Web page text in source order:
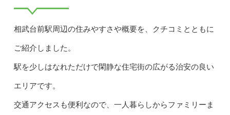
相武台前駅周辺の住みやすさや概要を、クチコミとともに
ご紹介しました。
駅を少しはなれただけで閑静な住宅街の広がる治安の良い
エリアです。
交通アクセスも便利なので、一人暮らしからファミリーま